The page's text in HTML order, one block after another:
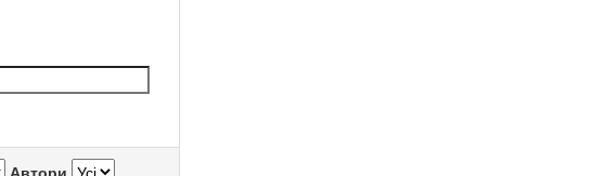
Автори